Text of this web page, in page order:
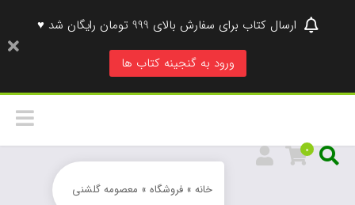
ارسال کتاب برای سفارش بالای 999 تومان رایگان شد ♥
ورود به گنجینه کتاب ها
خانه» فروشگاه» معصومه گلشنی